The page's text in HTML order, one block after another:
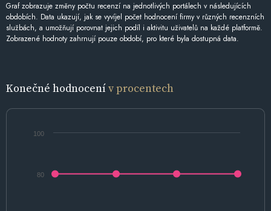
Graf zobrazuje změny počtu recenzí na jednotlivých portálech v následujících
obdobích. Data ukazují, jak se vyvíjel počet hodnocení firmy v různých recenzních
službách, a umožňují porovnat jejich podíl i aktivitu uživatelů na každé platformě.
Zobrazené hodnoty zahrnují pouze období, pro které byla dostupná data.
Konečné hodnocenív procentech
80
100